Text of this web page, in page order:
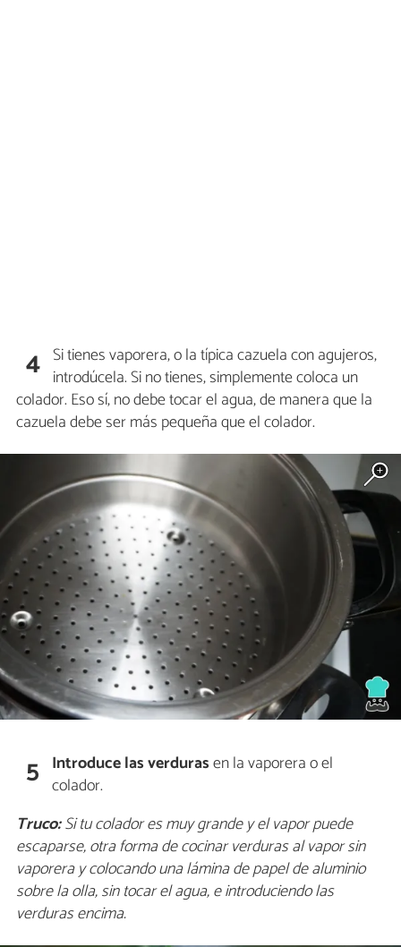
4 Si tienes vaporera, o la típica cazuela con agujeros,
introdúcela. Si no tienes, simplemente coloca un
colador. Eso sí, no debe tocar el agua, de manera que la
cazuela debe ser más pequeña que el colador.
5 Introduce las verdurasen la vaporera o el
colador.
Truco:Si tu colador es muy grande y el vapor puede
escaparse, otra forma de cocinar verduras al vapor sin
vaporera y colocando una lámina de papel de aluminio
sobre la olla, sin tocar el agua, e introduciendo las
verduras encima.